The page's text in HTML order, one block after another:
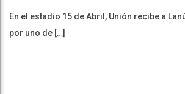
En el estadio 15 de Abril, Unión recibe a
por uno de […]